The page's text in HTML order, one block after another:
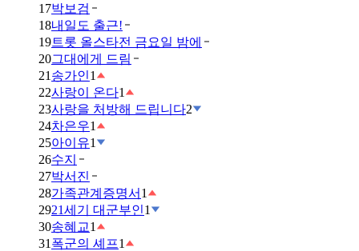
17박보검
18내일도 출근!
19트롯 올스타전 금요일 밤에
20그대에게 드림
21 송가인1
22사랑이 온다1
23사랑을 처방해 드립니다2
24차은우1
25아이유1
26수지
27박서진
28가족관계증명서 1
2921세기 대군부인1
30송혜교1
31 폭군의 셰프1